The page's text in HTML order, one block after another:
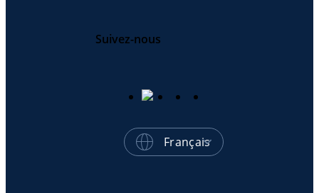
Suivez-nous
Français